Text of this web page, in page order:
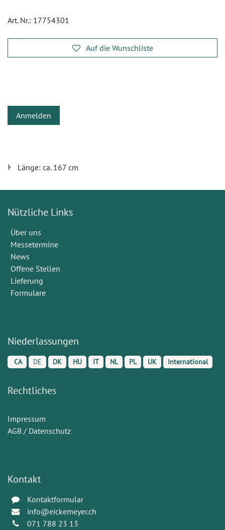
Art. Nr.: 17754301
Auf die Wunschliste
Anmelden
Länge: ca. 167 cm
Nützliche Links
Über uns
Messetermine
News
Offene Stellen
Lieferung
Formulare
Niederlassungen
CA DE DK HU IT NL PL UK International
Rechtliches
Impressum
AGB / Datenschutz
Kontakt
Kontaktformular
info@eickemeyer.ch
071 788 23 13